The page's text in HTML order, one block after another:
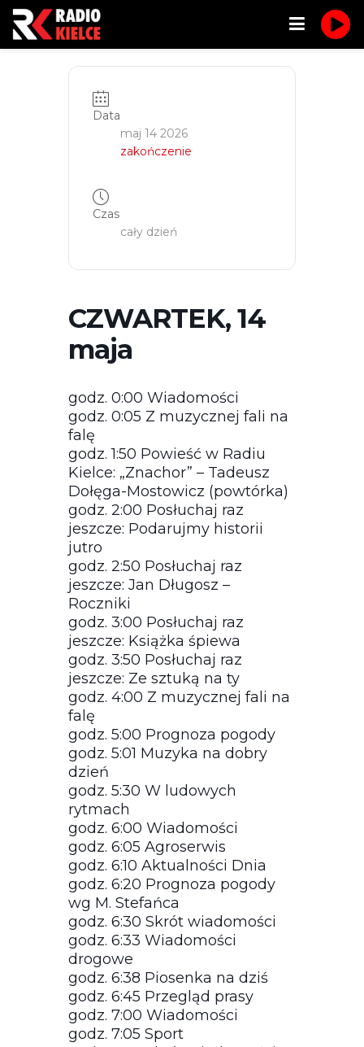
Data
maj 14 2026
zakończenie
Czas
cały dzień
CZWARTEK, 14
maja
godz. 0:00 Wiadomości
godz. 0:05 Z muzycznej fali na
falę
godz. 1:50 Powieść w Radiu
Kielce: „Znachor” – Tadeusz
Dołęga-Mostowicz (powtórka)
godz. 2:00 Posłuchaj raz
jeszcze: Podarujmy historii
jutro
godz. 2:50 Posłuchaj raz
jeszcze: Jan Długosz –
Roczniki
godz. 3:00 Posłuchaj raz
jeszcze: Książka śpiewa
godz. 3:50 Posłuchaj raz
jeszcze: Ze sztuką na ty
godz. 4:00 Z muzycznej fali na
falę
godz. 5:00 Prognoza pogody
godz. 5:01 Muzyka na dobry
dzień
godz. 5:30 W ludowych
rytmach
godz. 6:00 Wiadomości
godz. 6:05 Agroserwis
godz. 6:10 Aktualności Dnia
godz. 6:20 Prognoza pogody
wg M. Stefańca
godz. 6:30 Skrót wiadomości
godz. 6:33 Wiadomości
drogowe
godz. 6:38 Piosenka na dziś
godz. 6:45 Przegląd prasy
godz. 7:00 Wiadomości
godz. 7:05 Sport